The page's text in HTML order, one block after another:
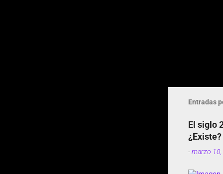
Entradas
El siglo
¿Existe?
-marzo